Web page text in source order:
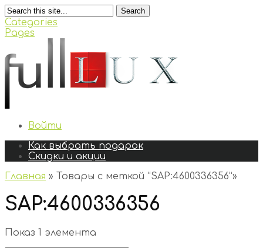
Search
Categories
Pages
Войти
Как выбрать подарок
Скидки и акции
Главная » Товары с меткой “SAP:4600336356”»
SAP:4600336356
Показ 1 элемента